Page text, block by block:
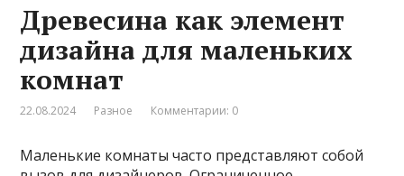
Древесина как элемент
дизайна для маленьких
комнат
22.08.2024 Разное Комментарии: 0
Маленькие комнаты часто представляют собой